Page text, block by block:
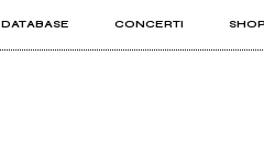
DATABASE CONCERTI SHOP
ROCKIT PRO